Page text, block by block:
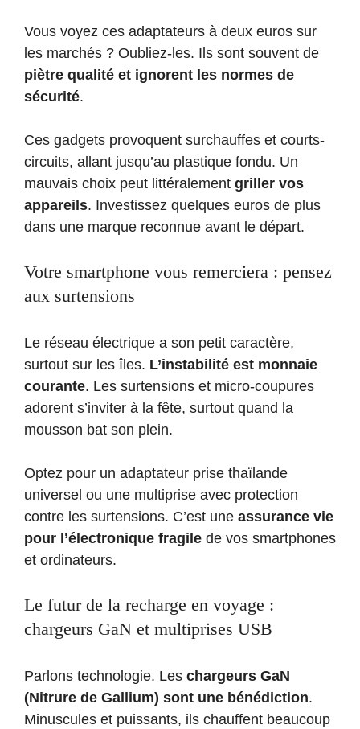
Vous voyez ces adaptateurs à deux euros sur
les marchés ? Oubliez-les. Ils sont souvent de
piètre qualité et ignorent les normes de
sécurité.
Ces gadgets provoquent surchauffes et courts-
circuits, allant jusqu’au plastique fondu. Un
mauvais choix peut littéralement griller vos
appareils. Investissez quelques euros de plus
dans une marque reconnue avant le départ.
Votre smartphone vous remerciera : pensez
aux surtensions
Le réseau électrique a son petit caractère,
surtout sur les îles. L’instabilité est monnaie
courante. Les surtensions et micro-coupures
adorent s’inviter à la fête, surtout quand la
mousson bat son plein.
Optez pour un adaptateur prise thaïlande
universel ou une multiprise avec protection
contre les surtensions. C’est une assurance vie
pour l’électronique fragile de vos smartphones
et ordinateurs.
Le futur de la recharge en voyage :
chargeurs GaN et multiprises USB
Parlons technologie. Les chargeurs GaN
(Nitrure de Gallium) sont une bénédiction.
Minuscules et puissants, ils chauffent beaucoup